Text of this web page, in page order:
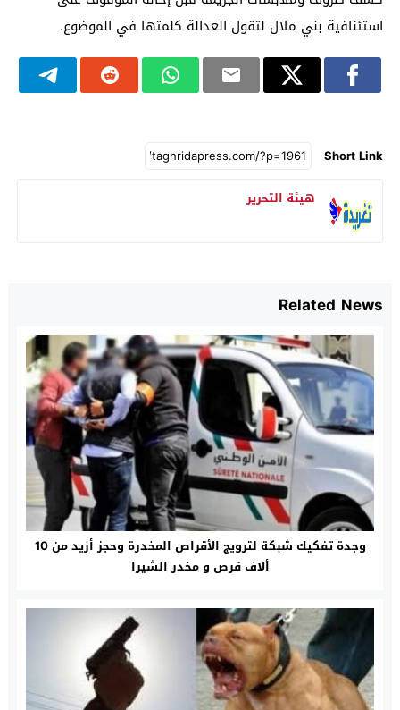
استئنافية بني ملال لتقول العدالة كلمتها في الموضوع.
Short Link
هيئة التحرير
Related News
وجدة تفكيك شبكة لترويج الأقراص المخدرة وحجز أزيد من 10
ألاف قرص و مخدر الشيرا